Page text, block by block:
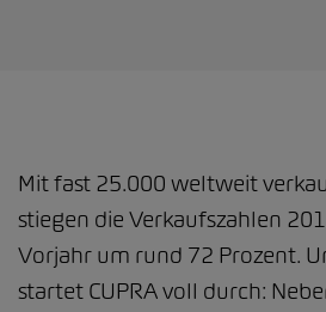
Mit fast 25.000 weltweit
stiegen die Verkaufszahlen
Vorjahr um rund 72 Prozent.
startet CUPRA voll durch: